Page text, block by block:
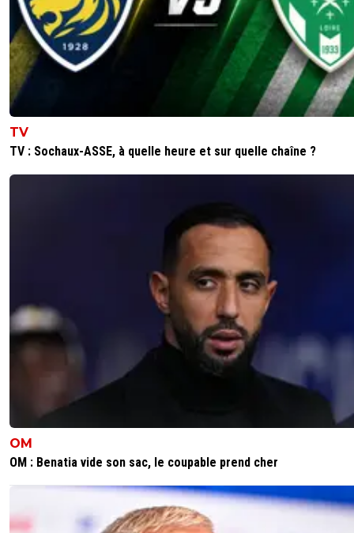
1+ Répondre
kirkyoyo-gandalf-le-rose 28 mai 2026 à 22:21 + 425
s'il est blessé il sera dans la délégation,
dit les sponsors ont besoin de lui dans le
TV
TV : Sochaux-ASSE, à quelle heure et sur quelle chaîne ?
OM
OM : Benatia vide son sac, le coupable prend cher